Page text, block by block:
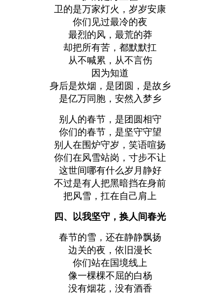
卫的是万家灯火，岁岁安康
你们见过最冷的夜
最烈的风，最荒的莽
却把所有苦，都默默扛
从不喊累，从不言伤
因为知道
身后是炊烟，是团圆，是故乡
是亿万同胞，安然入梦乡
别人的春节，是团圆相守
你们的春节，是坚守守望
别人在围炉守岁，笑语喧扬
你们在风雪站岗，寸步不让
这世间哪有什么岁月静好
不过是有人把黑暗挡在身前
把风雪，扛在自己肩上
四、以我坚守，换人间春光
春节的雪，还在静静飘扬
边关的夜，依旧漫长
你们站在国境线上
像一棵棵不屈的白杨
没有烟花，没有酒香